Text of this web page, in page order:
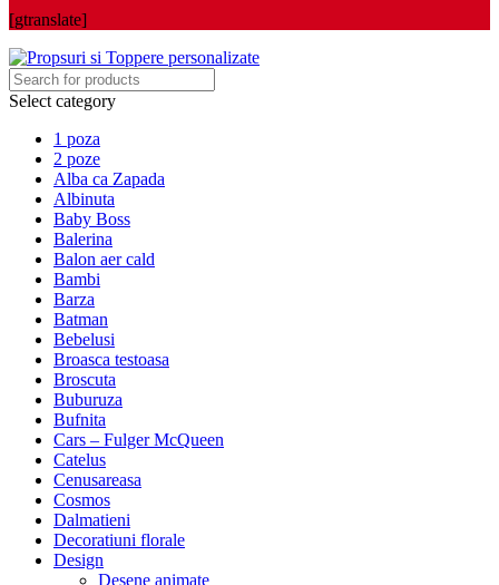
[gtranslate]
Select category
1 poza
2 poze
Alba ca Zapada
Albinuta
Baby Boss
Balerina
Balon aer cald
Bambi
Barza
Batman
Bebelusi
Broasca testoasa
Broscuta
Buburuza
Bufnita
Cars – Fulger McQueen
Catelus
Cenusareasa
Cosmos
Dalmatieni
Decoratiuni florale
Design
Desene animate